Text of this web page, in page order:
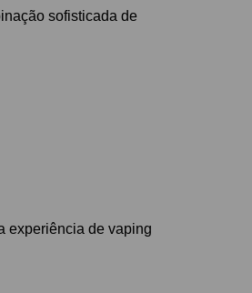
sofisticada de
experiência de vaping